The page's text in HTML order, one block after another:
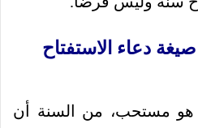
دعاء الاستفتاح
هو مستحب، من السنة أن